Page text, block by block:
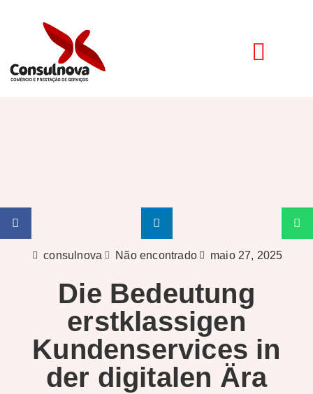
consulnova Não encontrado maio 27, 2025
Die Bedeutung
erstklassigen
Kundenservices in
der digitalen Ära